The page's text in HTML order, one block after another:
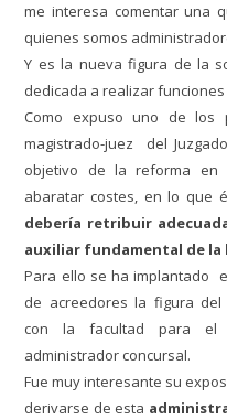
me interesa comentar una
quienes somos
Y es la nueva figura de la
dedicada a realizar
Como expuso uno de los
magistrado-juez del
objetivo de la reforma en
abaratar costes, en lo que
debería retribuir
auxiliar fundamental de la
Para ello se ha implantado
de acreedores la figura del
con la facultad para el
administrador concursal.
Fue muy interesante su
derivarse de esta